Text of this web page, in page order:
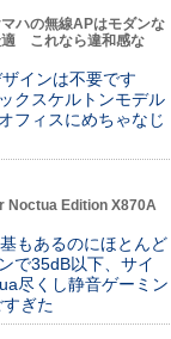
ハの無線APはモダンな
適 これなら違和感な
インは不要です
クスケルトンモデル
フィスにめちゃなじ
Noctua Edition X870A
もあるのにほとんど
で35dB以下、サイ
尽くし静音ゲーミン
ぎた